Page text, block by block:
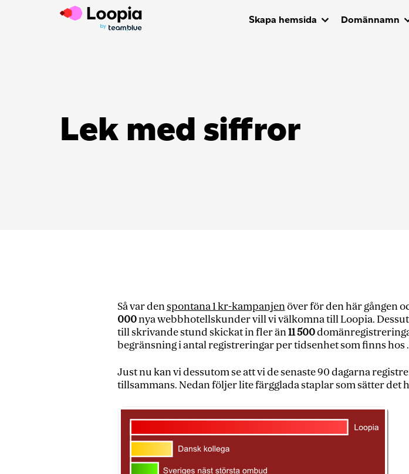
Skapa hemsida Domännamn
Lek med siffror
Så var denspontana 1 kr-kampanjenöver för den här gången
000nya webbhotellskunder vill vi välkomna till Loopia.
till skrivande stund skickat in fler än11 500
begränsning i antal registreringar per tidsenhet som finns hos
Just nu kan vi dessutom se att vi de senaste 90 dagarna
tillsammans. Nedan följer lite färgglada staplar som sätter det